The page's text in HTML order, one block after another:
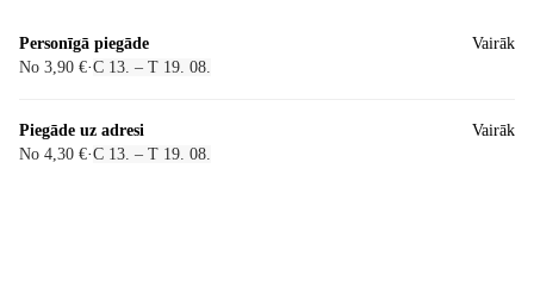
Personīgā piegāde
No 3,90 €·C 13. – T 19. 08.
Vairāk
Piegāde uz adresi
No 4,30 €·C 13. – T 19. 08.
Vairāk